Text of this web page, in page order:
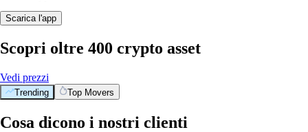
Scarica l'app
Scopri oltre 400 crypto asset
Vedi prezzi
Trending Top Movers
Cosa dicono i nostri clienti